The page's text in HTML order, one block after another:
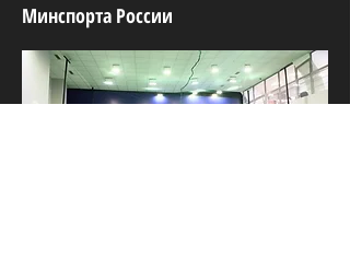
Минспорта России